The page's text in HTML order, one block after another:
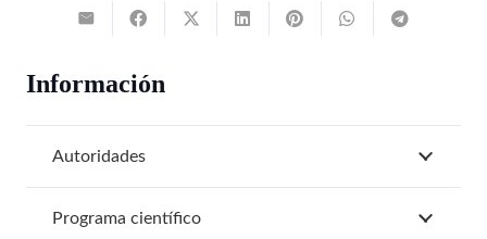
Información
Autoridades
Programa científico